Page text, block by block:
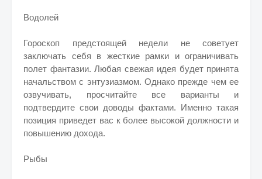
Водолей
Гороскоп предстоящей недели не советует
заключать себя в жесткие рамки и ограничивать
полет фантазии. Любая свежая идея будет принята
начальством с энтузиазмом. Однако прежде чем ее
озвучивать, просчитайте все варианты и
подтвердите свои доводы фактами. Именно такая
позиция приведет вас к более высокой должности и
повышению дохода.
Рыбы